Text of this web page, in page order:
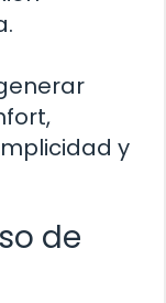
y
de